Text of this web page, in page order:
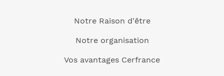
Notre Raison d'être
Notre organisation
Vos avantages Cerfrance